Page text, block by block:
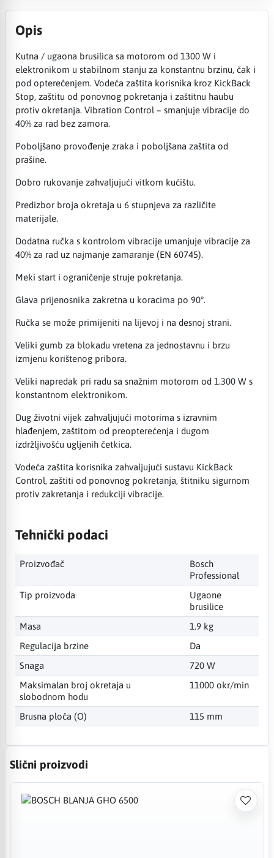
Opis
Kutna / ugaona brusilica sa motorom od 1300 W i
elektronikom u stabilnom stanju za konstantnu brzinu, čak i
pod opterećenjem. Vodeća zaštita korisnika kroz KickBack
Stop, zaštitu od ponovnog pokretanja i zaštitnu haubu
protiv okretanja. Vibration Control – smanjuje vibracije do
40% za rad bez zamora.
Poboljšano provođenje zraka i poboljšana zaštita od
prašine.
Dobro rukovanje zahvaljujući vitkom kućištu.
Predizbor broja okretaja u 6 stupnjeva za različite
materijale.
Dodatna ručka s kontrolom vibracije umanjuje vibracije za
40% za rad uz najmanje zamaranje (EN 60745).
Meki start i ograničenje struje pokretanja.
Glava prijenosnika zakretna u koracima po 90°.
Ručka se može primijeniti na lijevoj i na desnoj strani.
Veliki gumb za blokadu vretena za jednostavnu i brzu
izmjenu korištenog pribora.
Veliki napredak pri radu sa snažnim motorom od 1.300 W s
konstantnom elektronikom.
Dug životni vijek zahvaljujući motorima s izravnim
hlađenjem, zaštitom od preopterećenja i dugom
izdržljivošću ugljenih četkica.
Vodeća zaštita korisnika zahvaljujući sustavu KickBack
Control, zaštiti od ponovnog pokretanja, štitniku sigurnom
protiv zakretanja i redukciji vibracije.
Tehnički podaci
Proizvođač
Bosch
Professional
Tip proizvoda
Ugaone
brusilice
Masa
1.9 kg
Regulacija brzine
Da
Snaga
720 W
Maksimalan broj okretaja u
slobodnom hodu
11000 okr/min
Brusna ploča (O) 115 mm
Slični proizvodi